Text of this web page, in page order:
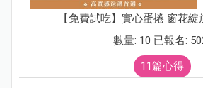
【免費試吃】實心蛋捲 窗花
數量: 10 已報名:
11篇心得